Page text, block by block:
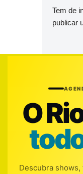
Tem de
publicar
O
Descubra